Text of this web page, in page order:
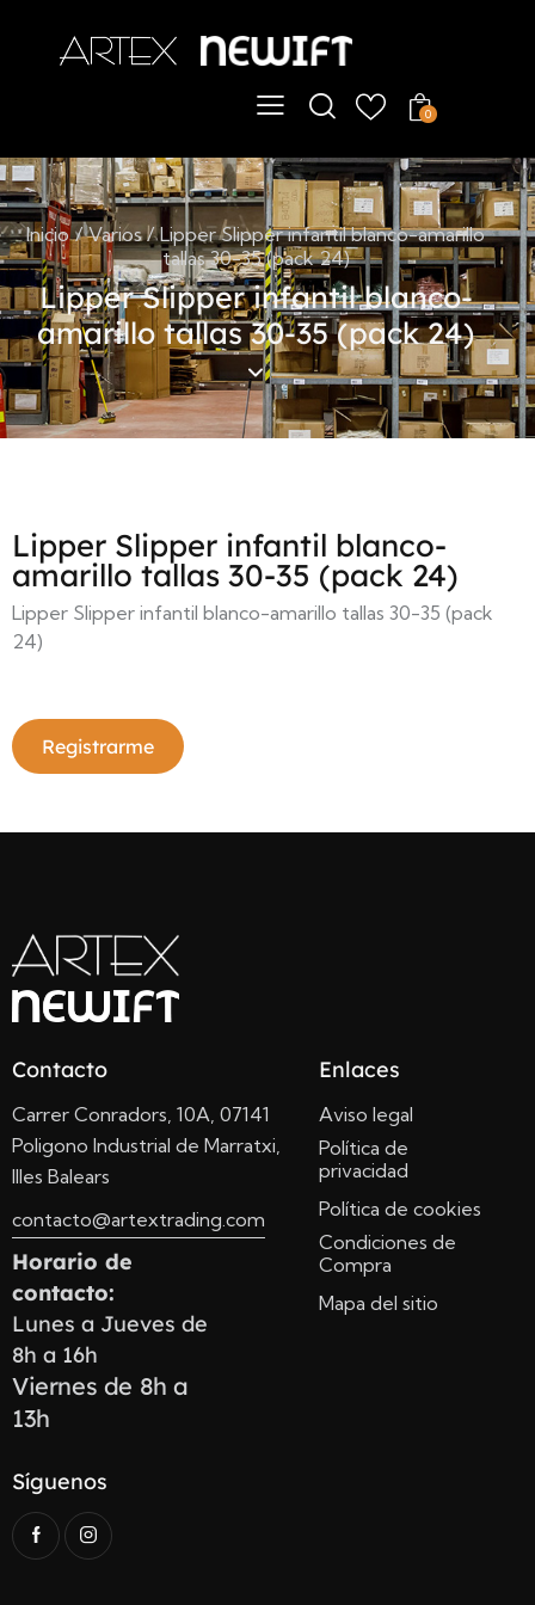
0
Inicio Varios
Lipper Slipper infantil blanco-amarillo
tallas 30-35 (pack 24)
Lipper Slipper infantil blanco-
amarillo tallas 30-35 (pack 24)
Lipper Slipper infantil blanco-
amarillo tallas 30-35 (pack 24)
Lipper Slipper infantil blanco-amarillo tallas 30-35 (pack
24)
Registrarme
Contacto
Carrer Conradors, 10A, 07141
Poligono Industrial de Marratxi,
Illes Balears
contacto@artextrading.com
Horario de
contacto:
Lunes a Jueves de
8h a 16h
Viernes de 8h a
13h
Enlaces
Aviso legal
Política de
privacidad
Política de cookies
Condiciones de
Compra
Mapa del sitio
Síguenos
En línea
Antes de iniciar la conversación, por favor, acepte nuestros Términos de Servicio